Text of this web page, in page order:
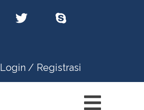
Login / Registrasi